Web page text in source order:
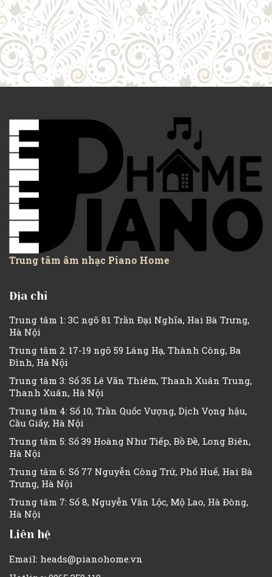
Trung tâm âm nhạc Piano Home
Địa chỉ
Trung tâm 1: 3C ngõ 81 Trần Đại Nghĩa, Hai Bà Trưng,
Hà Nội
Trung tâm 2: 17-19 ngõ 59 Láng Hạ, Thành Công, Ba
Đình, Hà Nội
Trung tâm 3: Số 35 Lê Văn Thiêm, Thanh Xuân Trung,
Thanh Xuân, Hà Nội
Trung tâm 4: Số 10, Trần Quốc Vượng, Dịch Vọng hậu,
Cầu Giấy, Hà Nội
Trung tâm 5: Số 39 Hoàng Như Tiếp, Bồ Đề, Long Biên,
Hà Nội
Trung tâm 6: Số 77 Nguyễn Công Trứ, Phố Huế, Hai Bà
Trưng, Hà Nội
Trung tâm 7: Số 8, Nguyễn Văn Lộc, Mộ Lao, Hà Đông,
Hà Nội
Liên hệ
Email: heads@pianohome.vn